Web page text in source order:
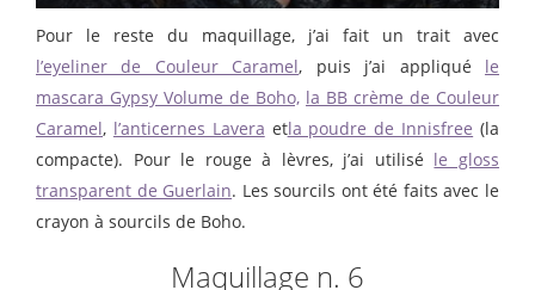
Pour le reste du maquillage, j’ai fait un trait avec
l’eyeliner de Couleur Caramel, puis j’ai appliqué le
mascara Gypsy Volume de Boho, la BB crème de Couleur
Caramel, l’anticernes Lavera etla poudre de Innisfree (la
compacte). Pour le rouge à lèvres, j’ai utilisé le gloss
transparent de Guerlain. Les sourcils ont été faits avec le
crayon à sourcils de Boho.
Maquillage n. 6